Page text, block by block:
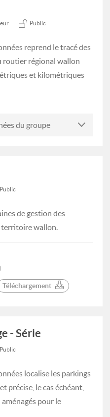
Public
reprend le tracé des
routier régional wallon
et kilométriques
du groupe
Public
de gestion des
territoire wallon.
Téléchargement
- Série
Public
localise les parkings
précise, le cas échéant,
aménagés pour le